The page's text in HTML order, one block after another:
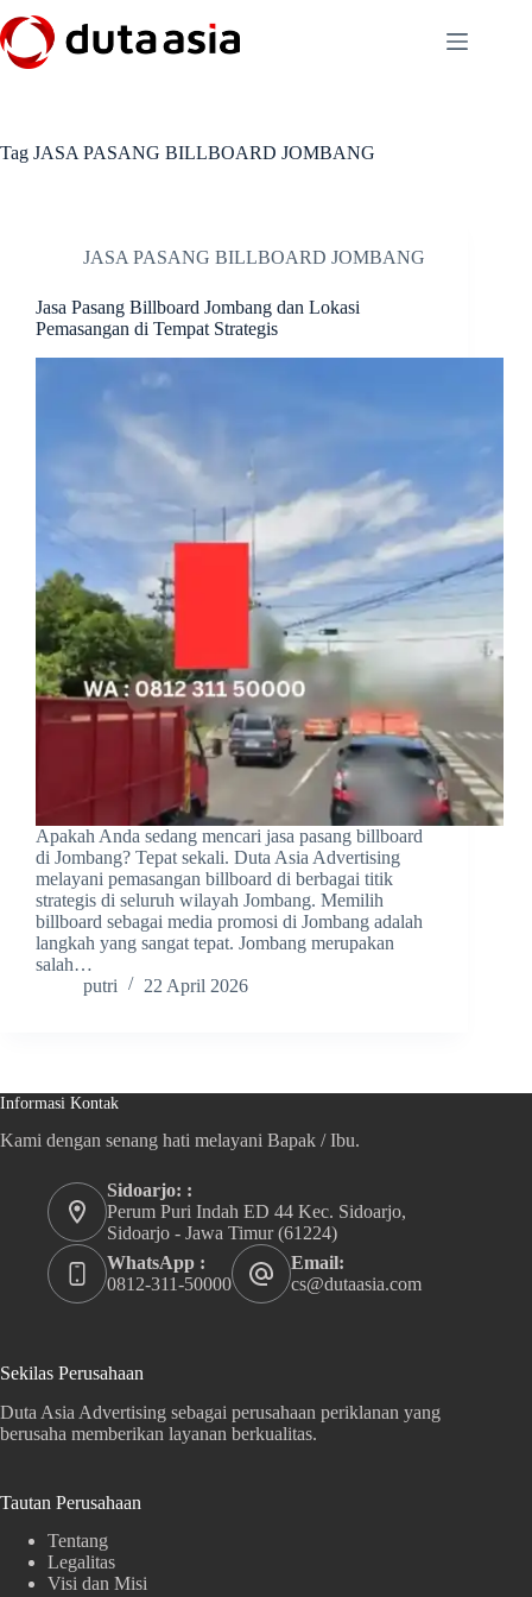
to
content
Tag JASA PASANG BILLBOARD JOMBANG
JASA PASANG BILLBOARD JOMBANG
Jasa Pasang Billboard Jombang dan Lokasi
Pemasangan di Tempat Strategis
Apakah Anda sedang mencari jasa pasang billboard
di Jombang? Tepat sekali. Duta Asia Advertising
melayani pemasangan billboard di berbagai titik
strategis di seluruh wilayah Jombang. Memilih
billboard sebagai media promosi di Jombang adalah
langkah yang sangat tepat. Jombang merupakan
salah…
putri
22 April 2026
Informasi Kontak
Kami dengan senang hati melayani Bapak / Ibu.
Sidoarjo: :
Perum Puri Indah ED 44 Kec. Sidoarjo,
Sidoarjo - Jawa Timur (61224)
WhatsApp :
0812-311-50000
Email:
cs@dutaasia.com
Sekilas Perusahaan
Duta Asia Advertising sebagai perusahaan periklanan yang
berusaha memberikan layanan berkualitas.
Tautan Perusahaan
Tentang
Legalitas
Visi dan Misi